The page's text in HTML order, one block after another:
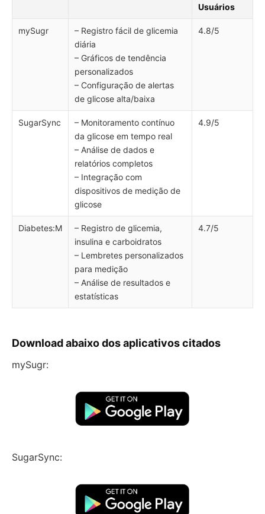
Usuários
mySugr
– Registro fácil de glicemia
diária
– Gráficos de tendência
personalizados
– Configuração de alertas
de glicose alta/baixa
4.8/5
SugarSync
– Monitoramento contínuo
da glicose em tempo real
– Análise de dados e
relatórios completos
– Integração com
dispositivos de medição de
glicose
4.9/5
Diabetes:M
– Registro de glicemia,
insulina e carboidratos
– Lembretes personalizados
para medição
– Análise de resultados e
estatísticas
4.7/5
Download abaixo dos aplicativos citados
mySugr:
SugarSync: